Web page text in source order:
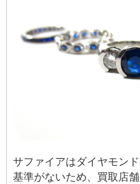
サファイアはダイヤモン
基準がないため、買取店